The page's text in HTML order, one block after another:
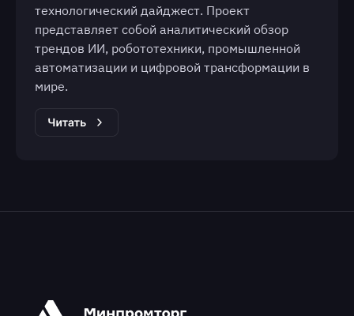
технологический дайджест. Проект
представляет собой аналитический обзор
трендов ИИ, робототехники, промышленной
автоматизации и цифровой трансформации в
мире.